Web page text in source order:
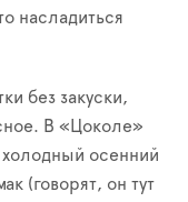
насладиться
без закуски,
В «Цоколе»
осенний
(говорят, он тут